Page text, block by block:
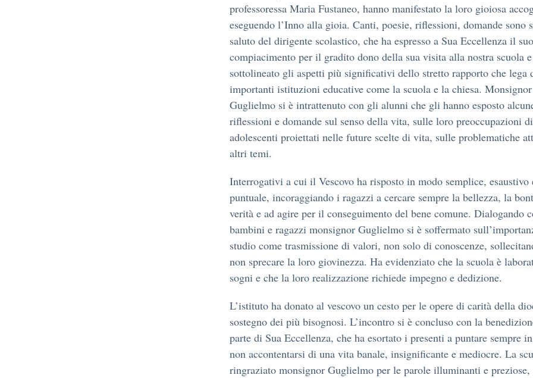
professoressa Maria Fustaneo, hanno manifestato la loro gioiosa
eseguendo l’Inno alla gioia. Canti, poesie, riflessioni, domande sono
saluto del dirigente scolastico, che ha espresso a Sua Eccellenza il suo
compiacimento per il gradito dono della sua visita alla nostra scuola
sottolineato gli aspetti più significativi dello stretto rapporto che lega
importanti istituzioni educative come la scuola e la chiesa. Monsignor
Guglielmo si è intrattenuto con gli alunni che gli hanno esposto
riflessioni e domande sul senso della vita, sulle loro preoccupazioni di
adolescenti proiettati nelle future scelte di vita, sulle problematiche
altri temi.
Interrogativi a cui il Vescovo ha risposto in modo semplice, esaustivo
puntuale, incoraggiando i ragazzi a cercare sempre la bellezza, la
verità e ad agire per il conseguimento del bene comune. Dialogando
bambini e ragazzi monsignor Guglielmo si è soffermato
studio come trasmissione di valori, non solo di conoscenze,
non sprecare la loro giovinezza. Ha evidenziato che la scuola è
sogni e che la loro realizzazione richiede impegno e dedizione.
L’istituto ha donato al vescovo un cesto per le opere di carità della
sostegno dei più bisognosi. L’incontro si è concluso con la
parte di Sua Eccellenza, che ha esortato i presenti a puntare sempre
non accontentarsi di una vita banale, insignificante e mediocre. La
ringraziato monsignor Guglielmo per le parole illuminanti e